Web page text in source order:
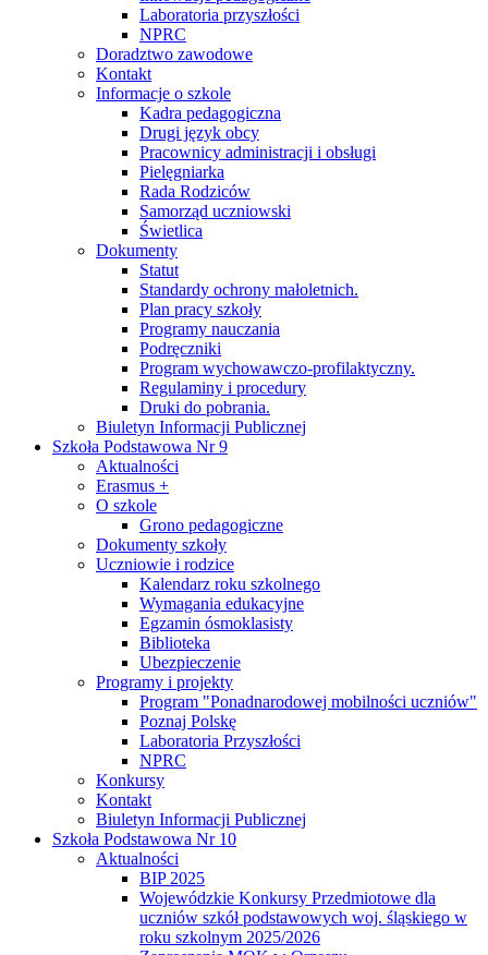
Laboratoria przyszłości
NPRC
Doradztwo zawodowe
Kontakt
Informacje o szkole
Kadra pedagogiczna
Drugi język obcy
Pracownicy administracji i obsługi
Pielęgniarka
Rada Rodziców
Samorząd uczniowski
Świetlica
Dokumenty
Statut
Standardy ochrony małoletnich.
Plan pracy szkoły
Programy nauczania
Podręczniki
Program wychowawczo-profilaktyczny.
Regulaminy i procedury
Druki do pobrania.
Biuletyn Informacji Publicznej
Szkoła Podstawowa Nr 9
Aktualności
Erasmus +
O szkole
Grono pedagogiczne
Dokumenty szkoły
Uczniowie i rodzice
Kalendarz roku szkolnego
Wymagania edukacyjne
Egzamin ósmoklasisty
Biblioteka
Ubezpieczenie
Programy i projekty
Program "Ponadnarodowej mobilności uczniów"
Poznaj Polskę
Laboratoria Przyszłości
NPRC
Konkursy
Kontakt
Biuletyn Informacji Publicznej
Szkoła Podstawowa Nr 10
Aktualności
BIP 2025
Wojewódzkie Konkursy Przedmiotowe dla
uczniów szkół podstawowych woj. śląskiego w
roku szkolnym 2025/2026